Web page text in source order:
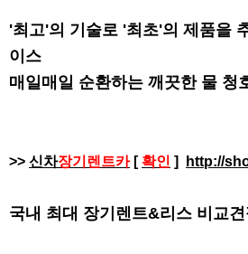
'최고'의 기술로 '최초'의 제품을
이스
매일매일 순환하는 깨끗한 물 청
>> 신차장기렌트카[ 확인 ] http://
국내 최대 장기렌트&리스 비교